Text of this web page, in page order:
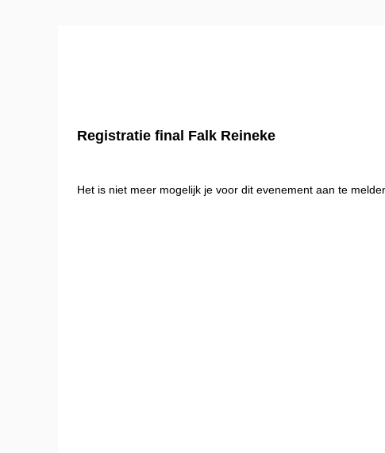
Registratie final Falk Reineke
Het is niet meer mogelijk je voor dit evenement aan te